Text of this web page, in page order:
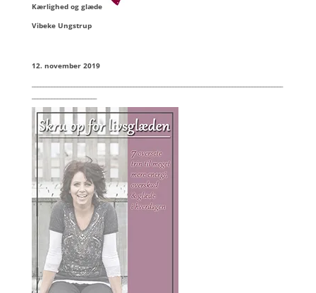
Kærlighed og glæde
Vibeke Ungstrup
12. november 2019